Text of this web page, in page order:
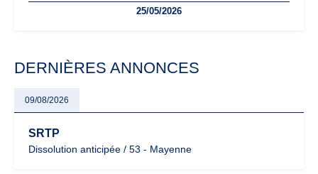
facturation ou risque de bascule vers la TVA : les règles
25/05/2026
DERNIÈRES ANNONCES
09/08/2026
SRTP
Dissolution anticipée / 53 - Mayenne